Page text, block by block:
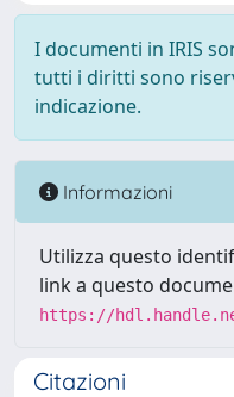
I documenti in IRIS
tutti i diritti sono
indicazione.
Informazioni
Utilizza questo
link a questo
https://
Citazioni